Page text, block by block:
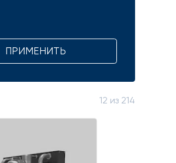
ПРИМЕНИТЬ
12 из 214